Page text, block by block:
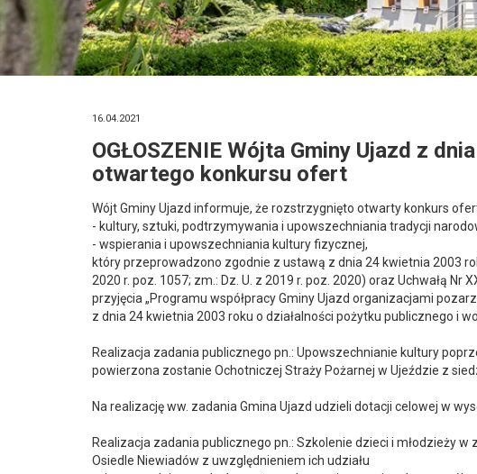
16.04.2021
OGŁOSZENIE Wójta Gminy Ujazd z
otwartego konkursu ofert
Wójt Gminy Ujazd informuje, że rozstrzygnięto otwarty konkurs
- kultury, sztuki, podtrzymywania i upowszechniania tradycji
- wspierania i upowszechniania kultury fizycznej,
który przeprowadzono zgodnie z ustawą z dnia 24 kwietnia 2003
2020 r. poz. 1057; zm.: Dz. U. z 2019 r. poz. 2020) oraz Uchwałą
przyjęcia „Programu współpracy Gminy Ujazd organizacjami
z dnia 24 kwietnia 2003 roku o działalności pożytku publicznego i
Realizacja zadania publicznego pn.: Upowszechnianie kultury
powierzona zostanie Ochotniczej Straży Pożarnej w Ujeździe z
Na realizację ww. zadania Gmina Ujazd udzieli dotacji celowej w
Realizacja zadania publicznego pn.: Szkolenie dzieci i młodzieży
Osiedle Niewiadów z uwzględnieniem ich udziału